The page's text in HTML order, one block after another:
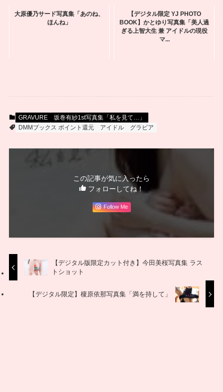
大原優乃サード写真集「あのね、
ほんね」
【デジタル限定 YJ PHOTO
BOOK】かとゆり写真集「美人過
ぎる上智大生 兼 アイドルの現役
マ...
GRAVURE
坂巻有紗1st写真集「私を見て…」
DMMブックス ポイント還元
アイドル グラビア
この記事が気に入ったら
フォローしてね！
Follow Me
【デジタル版限定カット付き】今田美桜写真集 ラス
トショット
【デジタル限定】榎原依那写真集「満を持して」